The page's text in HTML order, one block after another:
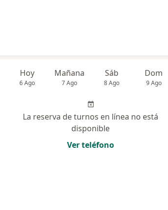
Hoy
6 Ago
Mañana
7 Ago
Sáb
8 Ago
Dom
9 Ago
La reserva de turnos en línea no está
disponible
Ver teléfono